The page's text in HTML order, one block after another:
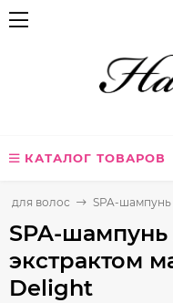
КАТАЛОГ ТОВАРОВ
для волос SPA-шампунь
SPA-шампунь
экстрактом
Delight